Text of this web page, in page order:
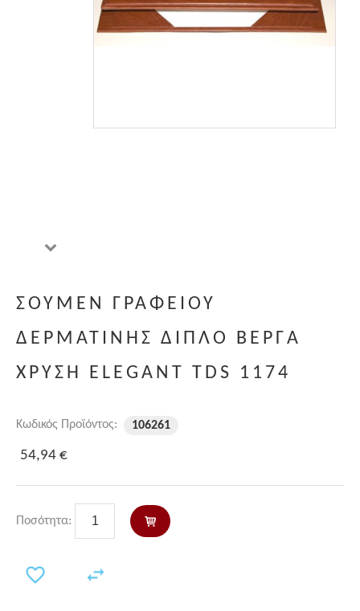
ΣΟΥΜΕΝ ΓΡΑΦΕΙΟΥ
ΔΕΡΜΑΤΙΝΗΣ ΔΙΠΛΟ ΒΕΡΓΑ
ΧΡΥΣΗ ELEGANT TDS 1174
Κωδικός Προϊόντος: 106261
54,94 €
Ποσότητα: